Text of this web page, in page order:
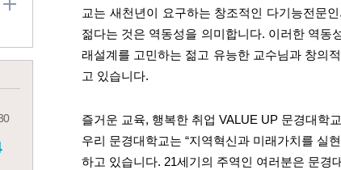
교는 새천년이 요구하는 창조적인 다기능전문
젊다는 것은 역동성을 의미합니다. 이러한 역동
래설계를 고민하는 젊고 유능한 교수님과 창의
고 있습니다.
즐거운 교육, 행복한 취업 VALUE UP 문경대학교
우리 문경대학교는 “지역혁신과 미래가치를 실
하고 있습니다. 21세기의 주역인 여러분은 문경